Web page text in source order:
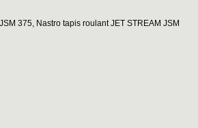
375, Nastro tapis roulant JET STREAM JSM